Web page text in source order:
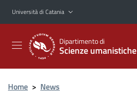
Vai al contenuto principale
Vai al menu di navigazione
Università di Catania
Dipartimento di
Scienze umanistiche
Home > News